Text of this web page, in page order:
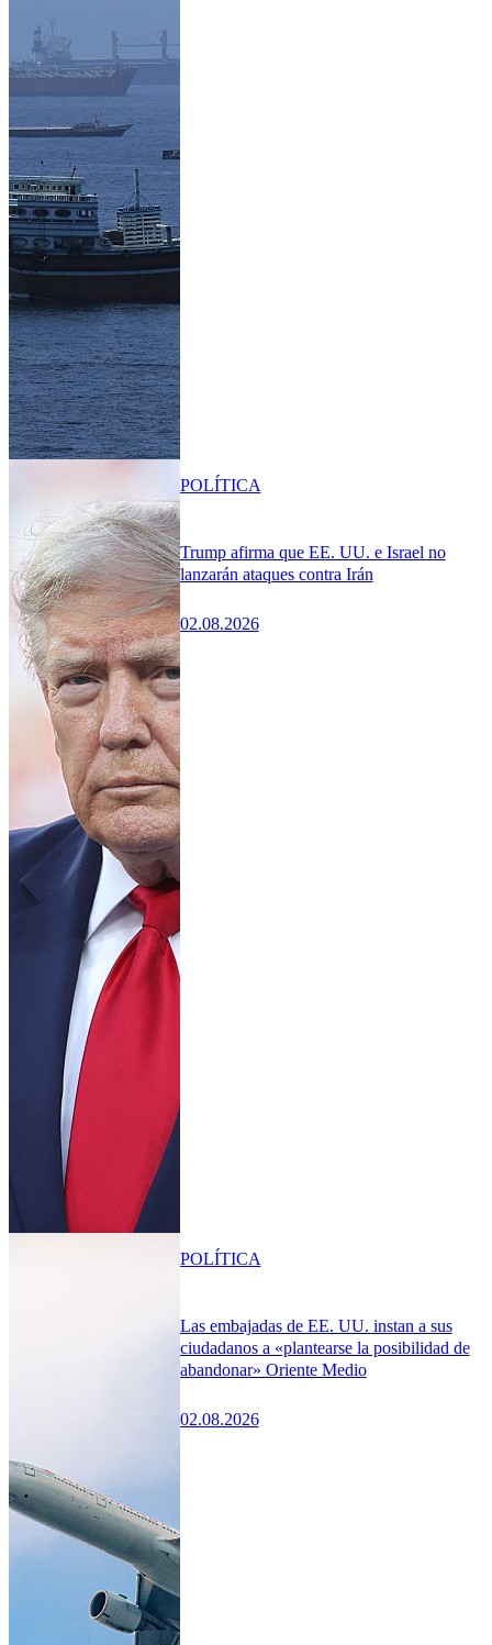
Trump afirma que EE. UU. e Israel no
lanzarán ataques contra Irán
02.08.2026
POLÍTICA
Las embajadas de EE. UU. instan a sus
ciudadanos a «plantearse la posibilidad de
abandonar» Oriente Medio
02.08.2026
POLÍTICA